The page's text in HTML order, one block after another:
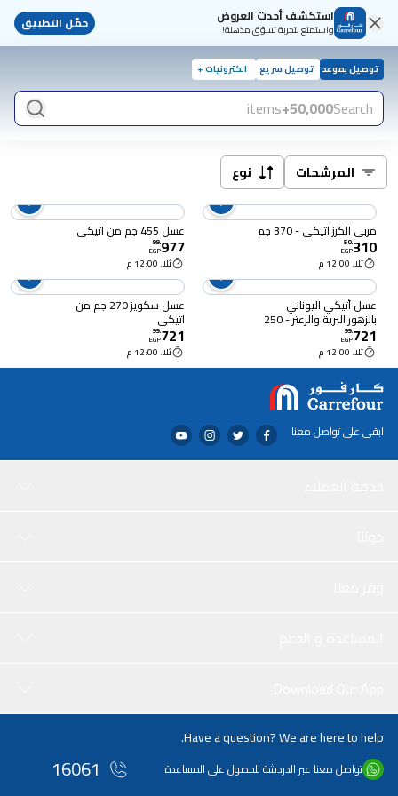
استكشف أحدث العروض
واستمتع بتجربة تسوّق مذهلة! حمّل التطبيق
توصيل بموعد توصيل سريع الكترونيات +
Search
50,000+
items
المرشحات نوع
مربى الكرز اتيكي - 370 جم
310
.
50
EGP
ثلا. 12:00 م
عسل 455 جم من اتيكى
977
.
99
EGP
ثلا. 12:00 م
عسل أتيكي اليوناني
بالزهور البرية والزعتر - 250
جرام
721
.
99
EGP
ثلا. 12:00 م
عسل سكويز 270 جم من
اتيكى
721
.
99
EGP
ثلا. 12:00 م
ابقى على تواصل معنا
Have a question? We are here to help.
تواصل معنا عبر الدردشة للحصول على المساعدة 16061